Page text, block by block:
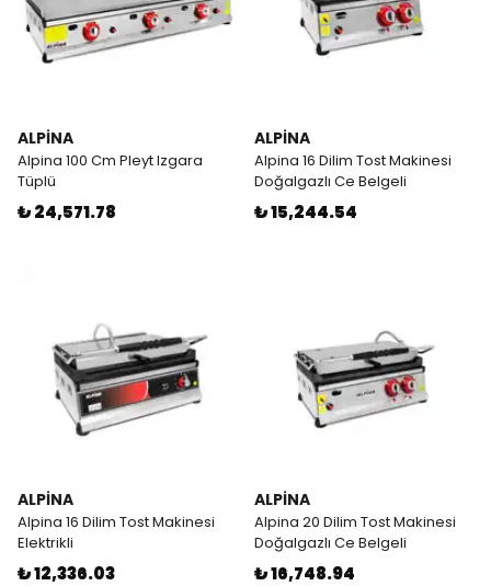
ALPİNA
Alpina 100 Cm Pleyt Izgara
Tüplü
₺ 24,571.78
ALPİNA
Alpina 16 Dilim Tost Makinesi
Doğalgazlı Ce Belgeli
₺ 15,244.54
ALPİNA
Alpina 16 Dilim Tost Makinesi
Elektrikli
₺ 12,336.03
ALPİNA
Alpina 20 Dilim Tost Makinesi
Doğalgazlı Ce Belgeli
₺ 16,748.94